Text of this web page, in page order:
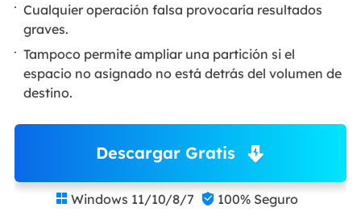
Cualquier operación falsa provocaría resultados
graves.
Tampoco permite ampliar una partición si el
espacio no asignado no está detrás del volumen de
destino.
Descargar Gratis
 Windows 11/10/8/7  100% Seguro